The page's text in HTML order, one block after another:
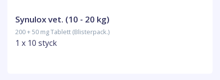
Synulox vet. (10 - 20 kg)
200 + 50 mg Tablett (Blisterpack.)
1 x 10 styck